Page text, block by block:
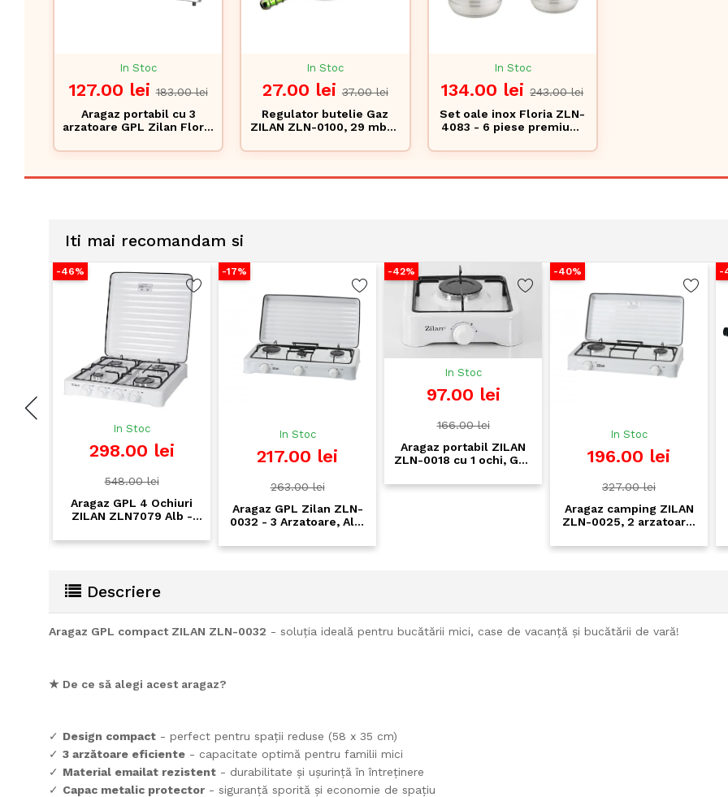
In Stoc
127.00 lei183.00 lei
Aragaz portabil cu 3
arzatoare GPL Zilan Floria
bucatarii mici si case de
In Stoc
27.00 lei 37.00 lei
Regulator butelie Gaz
ZILAN ZLN-0100, 29 mbar,
pentru aragaz si sobe
In Stoc
134.00 lei243.00 lei
Set oale inox Floria ZLN-
4083 - 6 piese premium,
capacitate 1.5L-3L
Iti mai recomandam si
298.00 lei
Aragaz GPL 4 Ochiuri
ZILAN ZLN7079 Alb -
pentru butelie, 58 cm
-17%
217.00 lei
Aragaz GPL Zilan ZLN-
0032 - 3 Arzatoare, Alb,
Bucatarii mici si Case de
97.00 lei
Aragaz portabil ZILAN
ZLN-0018 cu 1 ochi, GPL
camping si case de
196.00 lei
327.00 lei
Aragaz camping ZILAN
ZLN-0025, 2 arzatoare,
Alb
Arzator
ZILAN
25000
Descriere
Aragaz GPL compact ZILAN ZLN-0032 - soluția ideală pentru bucătării mici, case de vacanță și bucătării de vară!
★ De ce să alegi acest aragaz?
✓ Design compact - perfect pentru spații reduse (58 x 35 cm)
✓ 3 arzătoare eficiente - capacitate optimă pentru familii mici
✓ Material emailat rezistent - durabilitate și ușurință în întreținere
✓ Capac metalic protector - siguranță sporită și economie de spațiu